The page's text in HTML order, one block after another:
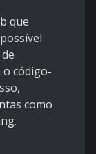
que
código-
como